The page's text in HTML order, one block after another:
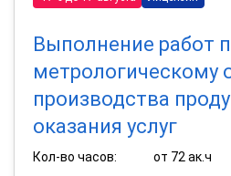
Выполнение работ
метрологическому
производства
оказания услуг
Кол-во часов:
от 72 ак.ч